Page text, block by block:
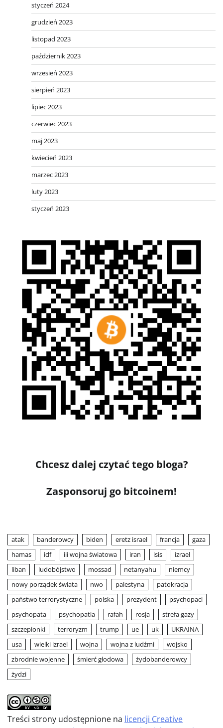
styczeń 2024
grudzień 2023
listopad 2023
październik 2023
wrzesień 2023
sierpień 2023
lipiec 2023
czerwiec 2023
maj 2023
kwiecień 2023
marzec 2023
luty 2023
styczeń 2023
Chcesz dalej czytać tego bloga?
Zasponsoruj go bitcoinem!
atak banderowcy biden eretz israel francja
gaza
hamas
idf iii wojna światowa iran isis
izrael
liban
ludobójstwo mossad netanyahu
niemcy
nowy porządek świata
nwo palestyna
patokracja
państwo terrorystyczne
polska prezydent
psychopaci
psychopata
psychopatia rafah rosja
strefa gazy
szczepionki
terroryzm trump ue uk
UKRAINA
usa
wielki izrael wojna wojna z ludźmi
wojsko
zbrodnie wojenne
śmierć głodowa
żydobanderowcy
żydzi
Treści strony udostępnione na licencji Creative